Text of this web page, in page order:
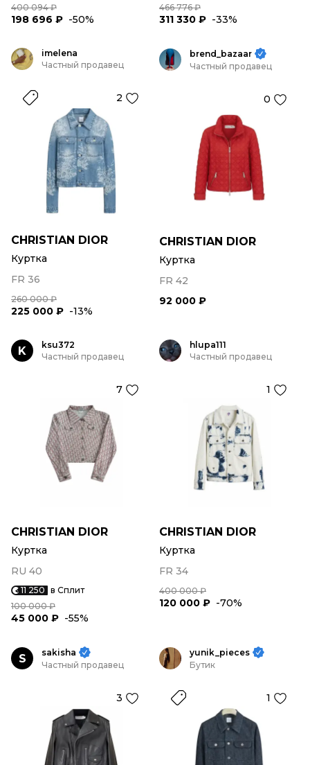
400 094 ₽
198 696 ₽ -50%
466 776 ₽
311 330 ₽ -33%
imelena
Частный продавец
2
CHRISTIAN DIOR
Куртка
FR 36
260 000 ₽
225 000 ₽ -13%
brend_bazaar
Частный продавец
0
CHRISTIAN DIOR
Куртка
FR 42
92 000 ₽
K
ksu372
Частный продавец
7
CHRISTIAN DIOR
Куртка
RU 40
11 250 в Сплит
100 000 ₽
45 000 ₽ -55%
hlupa111
Частный продавец
1
CHRISTIAN DIOR
Куртка
FR 34
400 000 ₽
120 000 ₽ -70%
S
sakisha
Частный продавец
3
yunik_pieces
Бутик
1